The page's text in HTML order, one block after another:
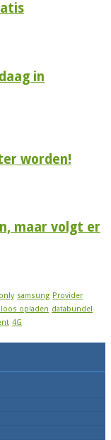
in
worden!
maar volgt er
samsung Provider
opladen databundel
4G